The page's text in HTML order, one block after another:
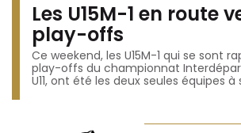
Les U15M-1 en route
play-offs
Ce weekend, les U15M-1 qui se sont
play-offs du championnat
U11, ont été les deux seules équipes à